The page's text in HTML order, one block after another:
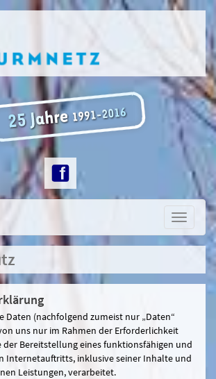
Toggle
Daten (nachfolgend zumeist nur „Daten“
uns nur im Rahmen der Erforderlichkeit
der Bereitstellung eines funktionsfähigen und
Internetauftritts, inklusive seiner Inhalte und
Leistungen, verarbeitet.